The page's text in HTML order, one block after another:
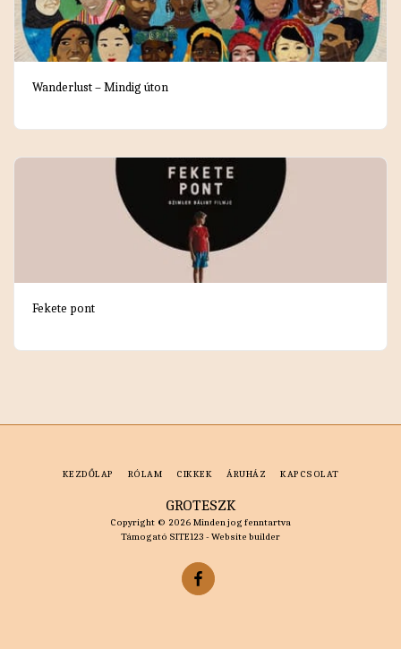
Wanderlust – Mindig úton
Fekete pont
GROTESZK
Copyright © 2026 Minden jog fenntartva
Támogató SITE123 - Website builder
KEZDŐLAP RÓLAM CIKKEK ÁRUHÁZ KAPCSOLAT